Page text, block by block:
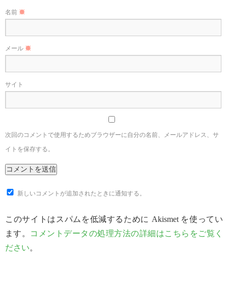
名前 ※
メール ※
サイト
次回のコメントで使用するためブラウザーに自分の名前、メールアドレス、サ
イトを保存する。
新しいコメントが追加されたときに通知する。
このサイトはスパムを低減するために Akismet を使ってい
ます。 コメントデータの処理方法の詳細はこちらをご覧く
ださい。